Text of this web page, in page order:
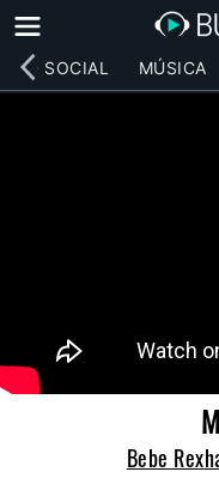
RED SOCIAL MÚSICA
Bebe